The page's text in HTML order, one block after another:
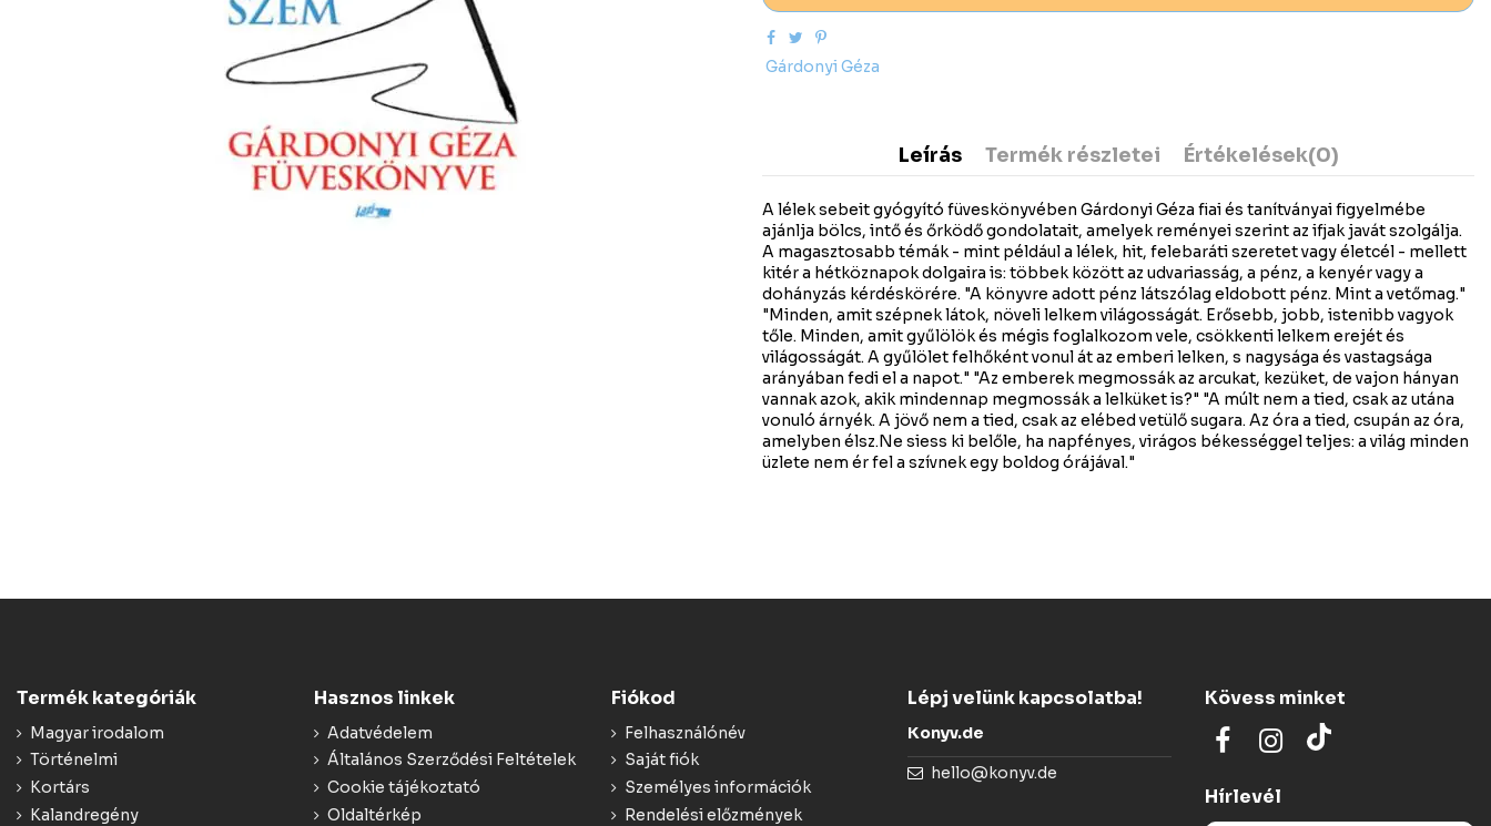
Gárdonyi Géza
Leírás Termék részletei Értékelések(0)
A lélek sebeit gyógyító füveskönyvében Gárdonyi Géza fiai és tanítványai figyelmébe
ajánlja bölcs, intő és őrködő gondolatait, amelyek reményei szerint az ifjak javát szolgálja.
A magasztosabb témák - mint például a lélek, hit, felebaráti szeretet vagy életcél - mellett
kitér a hétköznapok dolgaira is: többek között az udvariasság, a pénz, a kenyér vagy a
dohányzás kérdéskörére. "A könyvre adott pénz látszólag eldobott pénz. Mint a vetőmag."
"Minden, amit szépnek látok, növeli lelkem világosságát. Erősebb, jobb, istenibb vagyok
tőle. Minden, amit gyűlölök és mégis foglalkozom vele, csökkenti lelkem erejét és
világosságát. A gyűlölet felhőként vonul át az emberi lelken, s nagysága és vastagsága
arányában fedi el a napot." "Az emberek megmossák az arcukat, kezüket, de vajon hányan
vannak azok, akik mindennap megmossák a lelküket is?" "A múlt nem a tied, csak az utána
vonuló árnyék. A jövő nem a tied, csak az elébed vetülő sugara. Az óra a tied, csupán az óra,
amelyben élsz.Ne siess ki belőle, ha napfényes, virágos békességgel teljes: a világ minden
üzlete nem ér fel a szívnek egy boldog órájával."
Termék kategóriák
Magyar irodalom
Történelmi
Kortárs
Kalandregény
Hasznos linkek
Adatvédelem
Általános Szerződési Feltételek
Cookie tájékoztató
Oldaltérkép
Fiókod
Felhasználónév
Saját fiók
Személyes információk
Rendelési előzmények
Lépj velünk kapcsolatba!
Konyv.de
hello@konyv.de
Kövess minket
Hírlevél